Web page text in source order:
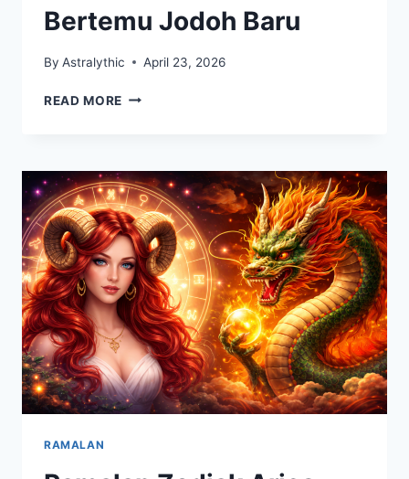
Bertemu Jodoh Baru
By Astralythic April 23, 2026
READ MORE RAMALAN
INI,
ADA
YANG
BERTEMU
JODOH
BARU
RAMALAN